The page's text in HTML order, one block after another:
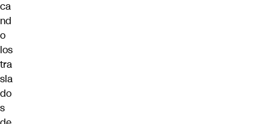
ca
nd
o
los
tra
sla
do
s